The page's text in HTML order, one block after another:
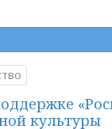
культуры